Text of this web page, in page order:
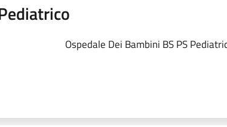
Ospedale Dei Bambini BS PS